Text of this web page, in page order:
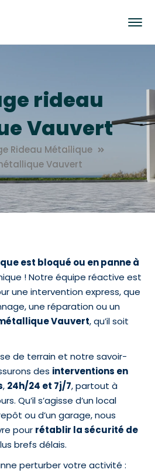
rideau
Vauvert
Rideau Métallique
Vauvert
est bloqué ou en panne à
! Notre équipe réactive est
une intervention express, que
une réparation ou un
Vauvert, qu’il soit
de terrain et notre savoir-
des interventions en
, 24h/24 et 7j/7, partout à
Qu’il s’agisse d’un local
ou d’un garage, nous
pour rétablir la sécurité de
brefs délais.
perturber votre activité :